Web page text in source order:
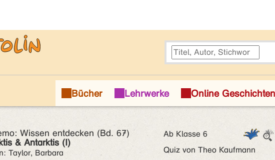
Wissen entdecken (Bd. 67)
& Antarktis (I)
Taylor, Barbara
Ab Klasse 6
Quiz von Theo Kaufmann